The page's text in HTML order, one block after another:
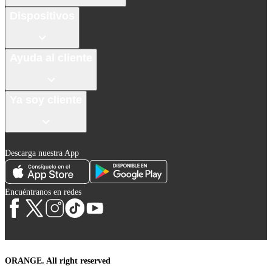
Descarga nuestra App
Encuéntranos en redes
ORANGE. All right reserved